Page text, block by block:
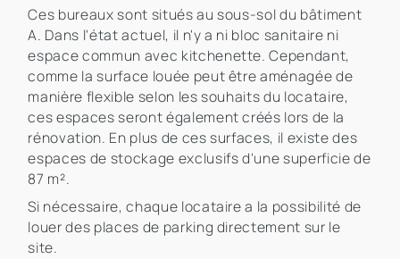
Ces bureaux sont situés au sous-sol du bâtiment
A. Dans l'état actuel, il n'y a ni bloc sanitaire ni
espace commun avec kitchenette. Cependant,
comme la surface louée peut être aménagée de
manière flexible selon les souhaits du locataire,
ces espaces seront également créés lors de la
rénovation. En plus de ces surfaces, il existe des
espaces de stockage exclusifs d'une superficie de
87 m².
Si nécessaire, chaque locataire a la possibilité de
louer des places de parking directement sur le
site.